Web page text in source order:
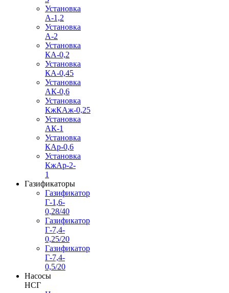
Установка
А-1,2
Установка
А-2
Установка
КА-0,2
Установка
КА-0,45
Установка
АК-0,6
Установка
КжКАж-0,25
Установка
АК-1
Установка
КАр-0,6
Установка
КжАр-2-
1
Газификаторы
Газификатор
Г-1,6-
0,28/40
Газификатор
Г-7,4-
0,25/20
Газификатор
Г-7,4-
0,5/20
Насосы
НСГ